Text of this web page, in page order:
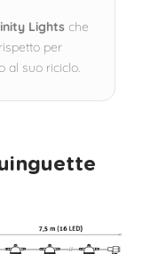
Lights che
per
al suo riciclo.